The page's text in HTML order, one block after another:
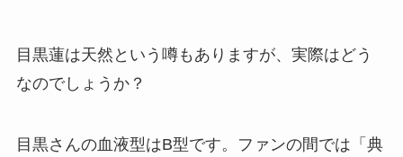
目黒蓮は天然という噂もありますが、実際はどう
なのでしょうか？
目黒さんの血液型はB型です。ファンの間では「典